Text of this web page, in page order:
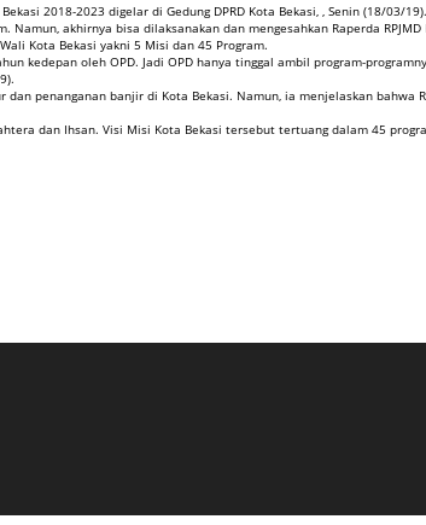
2018-2023 digelar di Gedung DPRD Kota Bekasi, , Senin (18/03/19).
akhirnya bisa dilaksanakan dan mengesahkan Raperda RPJMD
Kota Bekasi yakni 5 Misi dan 45 Program.
kedepan oleh OPD. Jadi OPD hanya tinggal ambil program-
penanganan banjir di Kota Bekasi. Namun, ia menjelaskan
dan Ihsan. Visi Misi Kota Bekasi tersebut tertuang dalam 45